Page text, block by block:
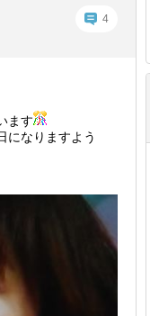
4
ます
になりますよう